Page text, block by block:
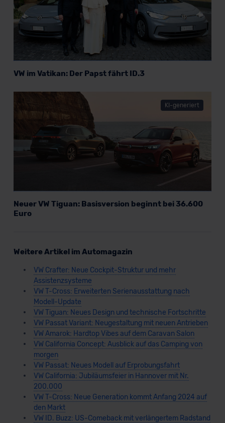
VW im Vatikan: Der Papst fährt ID.3
KI-generiert
Neuer VW Tiguan: Basisversion beginnt bei 36.600
Euro
Weitere Artikel im Automagazin
VW Crafter: Neue Cockpit-Struktur und mehr
Assistenzsysteme
VW T-Cross: Erweiterten Serienausstattung nach
Modell-Update
VW Tiguan: Neues Design und technische Fortschritte
VW Passat Variant: Neugestaltung mit neuen Antrieben
VW Amarok: Hardtop Vibes auf dem Caravan Salon
VW California Concept: Ausblick auf das Camping von
morgen
VW Passat: Neues Modell auf Erprobungsfahrt
VW California: Jubiläumsfeier in Hannover mit Nr.
200.000
VW T-Cross: Neue Generation kommt Anfang 2024 auf
den Markt
VW ID. Buzz: US-Comeback mit verlängertem Radstand